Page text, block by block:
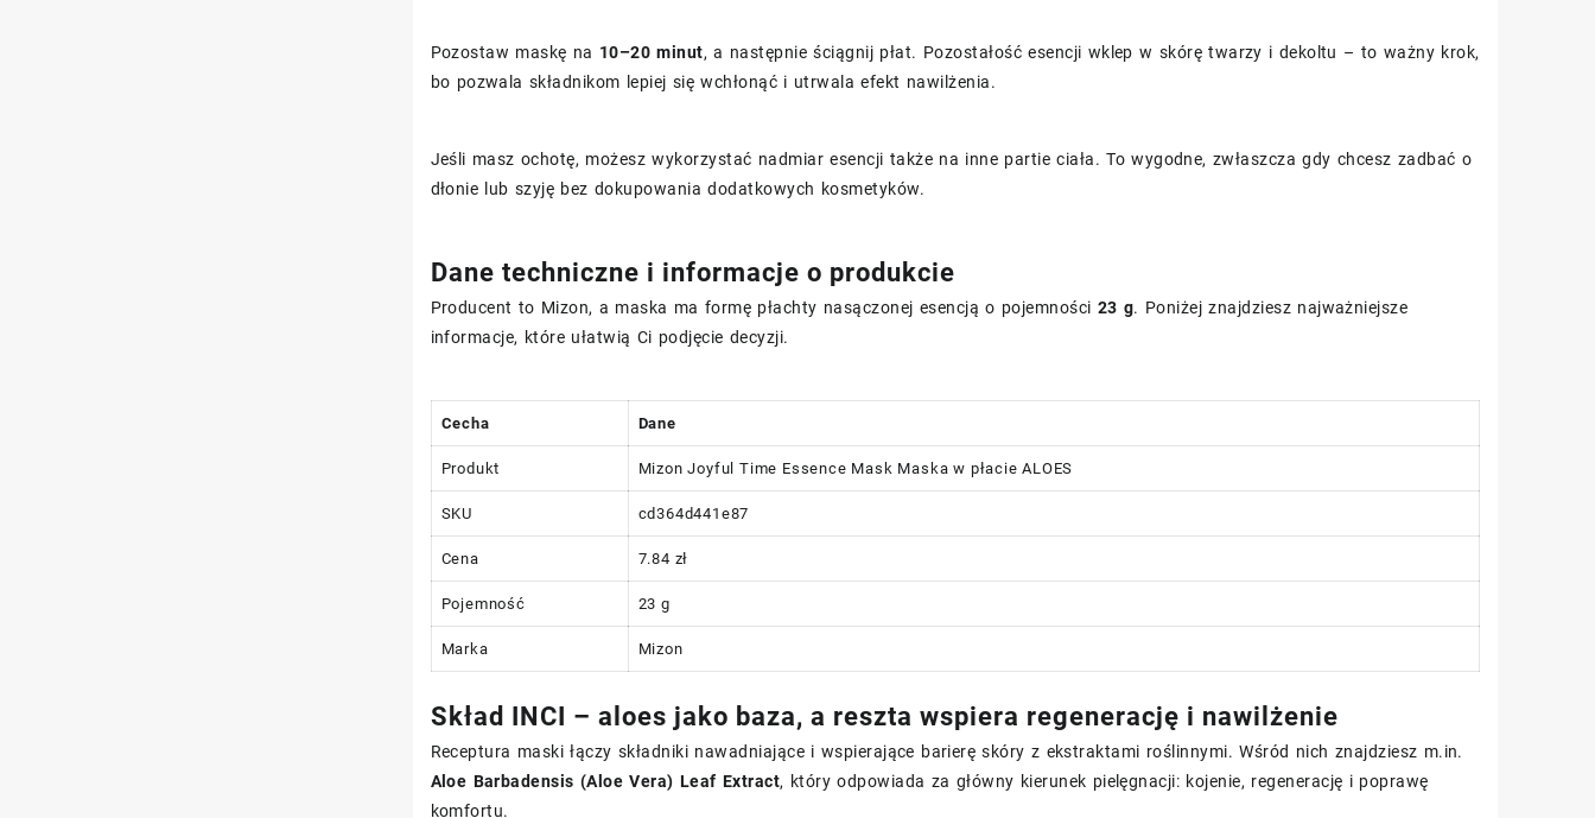
Pozostaw maskę na 10–20 minut, a następnie ściągnij płat. Pozostałość esencji wklep w skórę twarzy i dekoltu – to ważny krok,
bo pozwala składnikom lepiej się wchłonąć i utrwala efekt nawilżenia.
Jeśli masz ochotę, możesz wykorzystać nadmiar esencji także na inne partie ciała. To wygodne, zwłaszcza gdy chcesz zadbać o
dłonie lub szyję bez dokupowania dodatkowych kosmetyków.
Dane techniczne i informacje o produkcie
Producent to Mizon, a maska ma formę płachty nasączonej esencją o pojemności 23 g. Poniżej znajdziesz najważniejsze
informacje, które ułatwią Ci podjęcie decyzji.
Cecha Dane
Produkt Mizon Joyful Time Essence Mask Maska w płacie ALOES
SKU cd364d441e87
Cena 7.84 zł
Pojemność 23 g
Marka Mizon
Skład INCI – aloes jako baza, a reszta wspiera regenerację i nawilżenie
Receptura maski łączy składniki nawadniające i wspierające barierę skóry z ekstraktami roślinnymi. Wśród nich znajdziesz m.in.
Aloe Barbadensis (Aloe Vera) Leaf Extract, który odpowiada za główny kierunek pielęgnacji: kojenie, regenerację i poprawę
komfortu.